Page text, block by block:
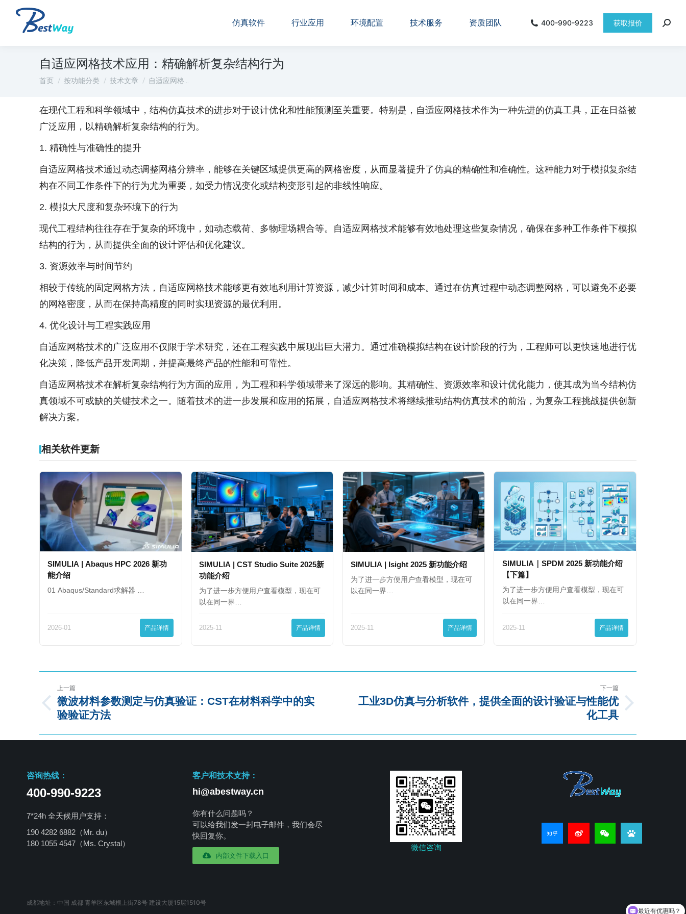
仿真软件 行业应用 环境配置 技术服务 资质团队 400-990-9223 获取报价
自适应网格技术应用：精确解析复杂结构行为
您在这里：
首页 按功能分类 技术文章 自适应网格…
在现代工程和科学领域中，结构仿真技术的进步对于设计优化和性能预测至关重要。特别是，自适应网格技术作为一种先进的仿真工具，正在日益被
广泛应用，以精确解析复杂结构的行为。
1. 精确性与准确性的提升
自适应网格技术通过动态调整网格分辨率，能够在关键区域提供更高的网格密度，从而显著提升了仿真的精确性和准确性。这种能力对于模拟复杂结
构在不同工作条件下的行为尤为重要，如受力情况变化或结构变形引起的非线性响应。
2. 模拟大尺度和复杂环境下的行为
现代工程结构往往存在于复杂的环境中，如动态载荷、多物理场耦合等。自适应网格技术能够有效地处理这些复杂情况，确保在多种工作条件下模拟
结构的行为，从而提供全面的设计评估和优化建议。
3. 资源效率与时间节约
相较于传统的固定网格方法，自适应网格技术能够更有效地利用计算资源，减少计算时间和成本。通过在仿真过程中动态调整网格，可以避免不必要
的网格密度，从而在保持高精度的同时实现资源的最优利用。
4. 优化设计与工程实践应用
自适应网格技术的广泛应用不仅限于学术研究，还在工程实践中展现出巨大潜力。通过准确模拟结构在设计阶段的行为，工程师可以更快速地进行优
化决策，降低产品开发周期，并提高最终产品的性能和可靠性。
自适应网格技术在解析复杂结构行为方面的应用，为工程和科学领域带来了深远的影响。其精确性、资源效率和设计优化能力，使其成为当今结构仿
真领域不可或缺的关键技术之一。随着技术的进一步发展和应用的拓展，自适应网格技术将继续推动结构仿真技术的前沿，为复杂工程挑战提供创新
解决方案。
相关软件更新
SIMULIA | Abaqus HPC 2026 新功
能介绍
01 Abaqus/Standard求解器 …
2026-01 产品详情
SIMULIA | CST Studio Suite 2025新
功能介绍
为了进一步方便用户查看模型，现在可
以在同一界…
2025-11 产品详情
SIMULIA | Isight 2025 新功能介绍
为了进一步方便用户查看模型，现在可
以在同一界…
2025-11 产品详情
SIMULIA｜SPDM 2025 新功能介绍
【下篇】
为了进一步方便用户查看模型，现在可
以在同一界…
2025-11 产品详情
上一篇
微波材料参数测定与仿真验证：CST在材料科学中的实
验验证方法
下一篇
工业3D仿真与分析软件，提供全面的设计验证与性能优
化工具
咨询热线：
400-990-9223
7*24h 全天候用户支持：
190 4282 6882（Mr. du）
180 1055 4547 （Ms. Crystal）
客户和技术支持：
hi@abestway.cn
你有什么问题吗？
可以给我们发一封电子邮件，我们会尽
快回复你。
内部文件下载入口
微信咨询
成都地址：中国 成都 青羊区东城根上街78号 建设大厦15层1510号
最近有优惠吗？